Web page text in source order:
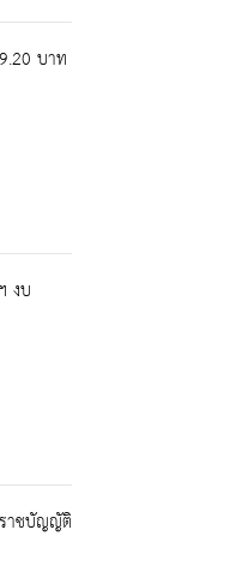
บาท
งบ
าชบัญญัติ